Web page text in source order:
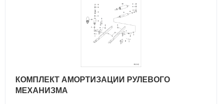
КОМПЛЕКТ АМОРТИЗАЦИИ РУЛЕВОГО
МЕХАНИЗМА